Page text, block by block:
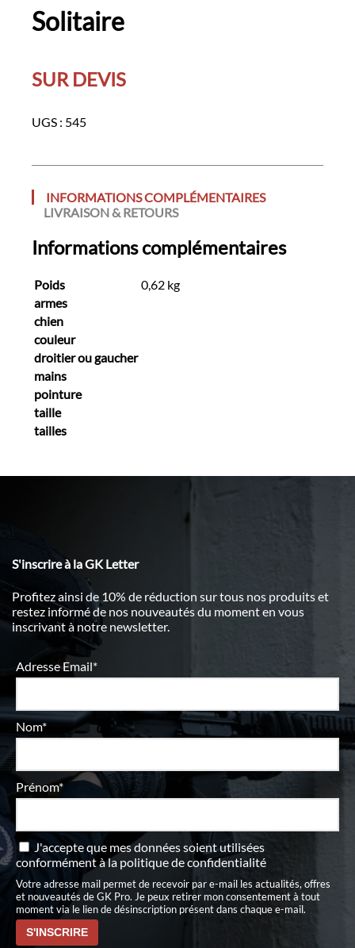
Solitaire
SUR DEVIS
UGS : 545
INFORMATIONS COMPLÉMENTAIRES
LIVRAISON & RETOURS
Informations complémentaires
Poids
0,62 kg
armes
chien
couleur
droitier ou gaucher
mains
pointure
taille
tailles
S'inscrire à la GK Letter
Profitez ainsi de 10% de réduction sur tous nos produits et
restez informé de nos nouveautés du moment en vous
inscrivant à notre newsletter.
Adresse Email*
Nom*
Prénom*
J'accepte que mes données soient utilisées
conformément àla politique de confidentialité
Votre adresse mail permet de recevoir par e-mail les actualités, offres
et nouveautés de GK Pro. Je peux retirer mon consentement à tout
moment via le lien de désinscription présent dans chaque e-mail.